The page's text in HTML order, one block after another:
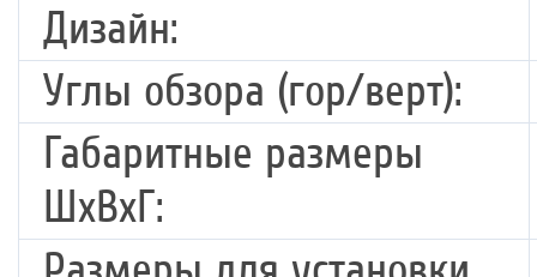
Дизайн:
Углы обзора (гор/верт):
Габаритные размеры
ШхВхГ: